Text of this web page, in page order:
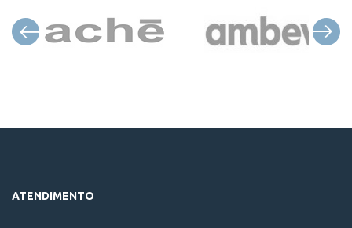
ATENDIMENTO